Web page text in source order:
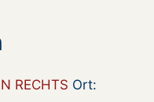
RECHTS Ort: